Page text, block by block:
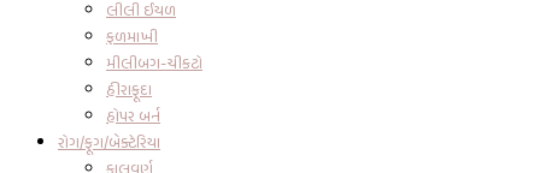
લીલી ઈયળ
ફળમાખી
મીલીબગ-ચીકટો
હીરાફૂદા
હોપર બર્ન
રોગ/ફૂગ/બેક્ટેરિયા